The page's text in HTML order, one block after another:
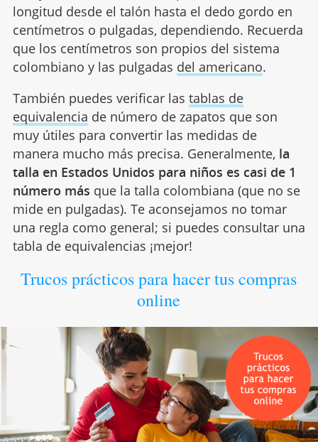
longitud desde el talón hasta el dedo gordo en
centímetros o pulgadas, dependiendo. Recuerda
que los centímetros son propios del sistema
colombiano y las pulgadas del americano.
También puedes verificar las tablas de
equivalencia de número de zapatos que son
muy útiles para convertir las medidas de
manera mucho más precisa. Generalmente, la
talla en Estados Unidos para niños es casi de 1
número más que la talla colombiana (que no se
mide en pulgadas). Te aconsejamos no tomar
una regla como general; si puedes consultar una
tabla de equivalencias ¡mejor!
Trucos prácticos para hacer tus compras
online